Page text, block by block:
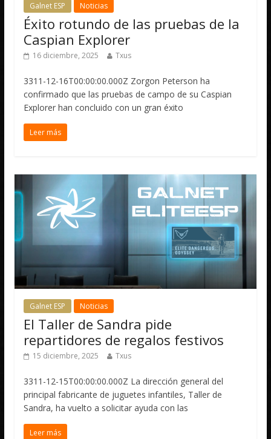
Galnet ESP Noticias
Éxito rotundo de las pruebas de la
Caspian Explorer
16 diciembre, 2025 Txus
3311-12-16T00:00:00.000Z Zorgon Peterson ha
confirmado que las pruebas de campo de su Caspian
Explorer han concluido con un gran éxito
Leer más
Galnet ESP Noticias
El Taller de Sandra pide
repartidores de regalos festivos
15 diciembre, 2025 Txus
3311-12-15T00:00:00.000Z La dirección general del
principal fabricante de juguetes infantiles, Taller de
Sandra, ha vuelto a solicitar ayuda con las
Leer más